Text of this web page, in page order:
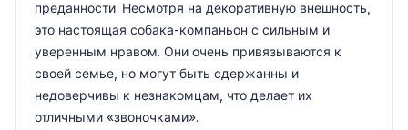
преданности. Несмотря на декоративную внешность,
это настоящая собака-компаньон с сильным и
уверенным нравом. Они очень привязываются к
своей семье, но могут быть сдержанны и
недоверчивы к незнакомцам, что делает их
отличными «звоночками».